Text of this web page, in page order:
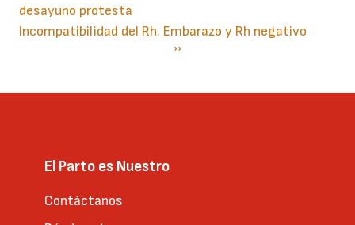
desayuno protesta
Incompatibilidad del Rh. Embarazo y Rh negativo
Siguiente
››
El Parto es Nuestro
Contáctanos